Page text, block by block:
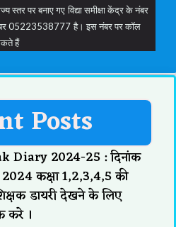
पर बनाए गए विद्या समीक्षा केंद्र के नंबर
05223538777 है। इस नंबर पर कॉल
हैं
Posts
Diary 2024-25 : दिनांक
कक्षा 1,2,3,4,5 की
डायरी देखने के लिए
करे ।